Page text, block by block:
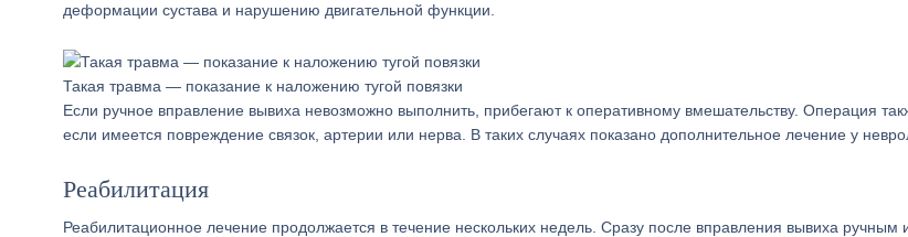
деформации сустава и нарушению двигательной функции.
Такая травма — показание к наложению тугой повязки
Если ручное вправление вывиха невозможно выполнить, прибегают к оперативному вмешательству. Операция
если имеется повреждение связок, артерии или нерва. В таких случаях показано дополнительное лечение у
Реабилитация
Реабилитационное лечение продолжается в течение нескольких недель. Сразу после вправления вывиха ручным